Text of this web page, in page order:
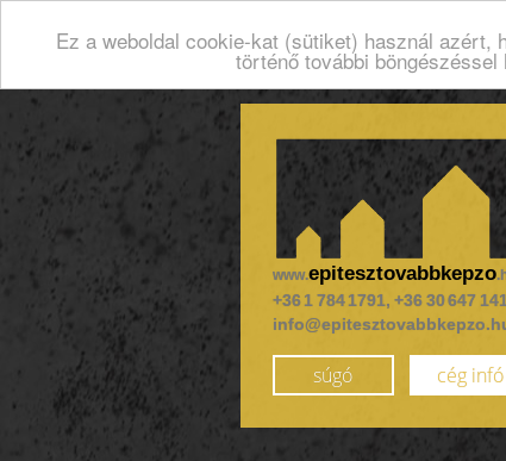
Ez a weboldal cookie-kat (sütiket) használ azért,
történő további
www.epitesztovabbkepzo
+36 1 784 1791, +36 30 647
súgó cég infó